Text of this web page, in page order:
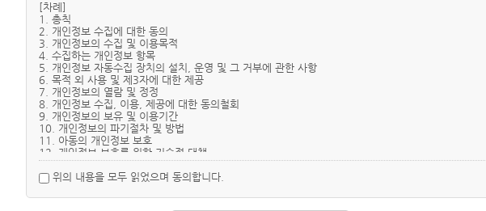
④ "홈페이지"이 약관을 개정할 경우에는 그 개정약관은 그 적용일자 이후에 체결되는 계약에만 적용
조항의 적용을 받기를 원하는 뜻을 제3항에 의한 개정약관의 공지기간 내에 '홈페이지"에 송신하여 "
⑤ 이 약관에서 정하지 아니한 사항과 이 약관의 해석에 관하여는 정부가 제정한 전자거래소비자보호
제4조(서비스의 제공 및 변경)
① "홈페이지"은 다음과 같은 업무를 수행합니다.
1. 재화 또는 용역에 대한 정보 제공 및 구매계약의 체결
2. 구매계약이 체결된 재화 또는 용역의 배송
3. 기타 "홈페이지"이 정하는 업무
용을 게시한 곳에 그 제공일자 이전 7일부터 공지합니다.
[차례]
1. 총칙
2. 개인정보 수집에 대한 동의
3. 개인정보의 수집 및 이용목적
4. 수집하는 개인정보 항목
5. 개인정보 자동수집 장치의 설치, 운영 및 그 거부에 관한 사항
6. 목적 외 사용 및 제3자에 대한 제공
7. 개인정보의 열람 및 정정
8. 개인정보 수집, 이용, 제공에 대한 동의철회
9. 개인정보의 보유 및 이용기간
10. 개인정보의 파기절차 및 방법
11. 아동의 개인정보 보호
12. 개인정보 보호를 위한 기술적 대책
13. 개인정보의 위탁처리
14. 의겸수렴 및 불만처리
위의 내용을 모두 읽었으며 동의합니다.